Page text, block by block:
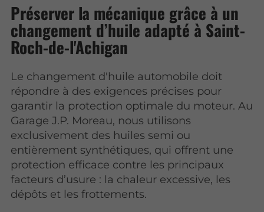
Préserver la mécanique grâce à un
changement d’huile adapté à Saint-
Roch-de-l'Achigan
Le changement d'huile automobile doit
répondre à des exigences précises pour
garantir la protection optimale du moteur. Au
Garage J.P. Moreau, nous utilisons
exclusivement des huiles semi ou
entièrement synthétiques, qui offrent une
protection efficace contre les principaux
facteurs d’usure : la chaleur excessive, les
dépôts et les frottements.